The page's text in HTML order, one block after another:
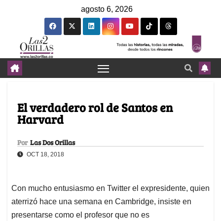
agosto 6, 2026
El verdadero rol de Santos en
Harvard
Por Las Dos Orillas
OCT 18, 2018
Con mucho entusiasmo en Twitter el expresidente, quien
aterrizó hace una semana en Cambridge, insiste en
presentarse como el profesor que no es